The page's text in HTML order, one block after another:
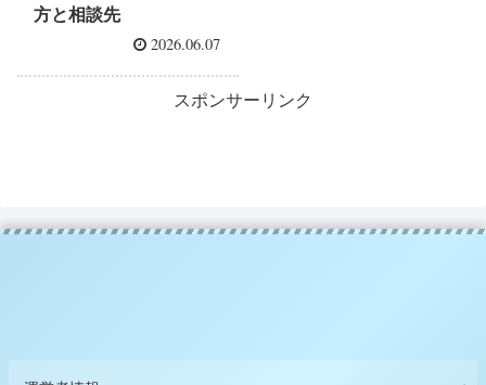
方と相談先
2026.06.07
スポンサーリンク